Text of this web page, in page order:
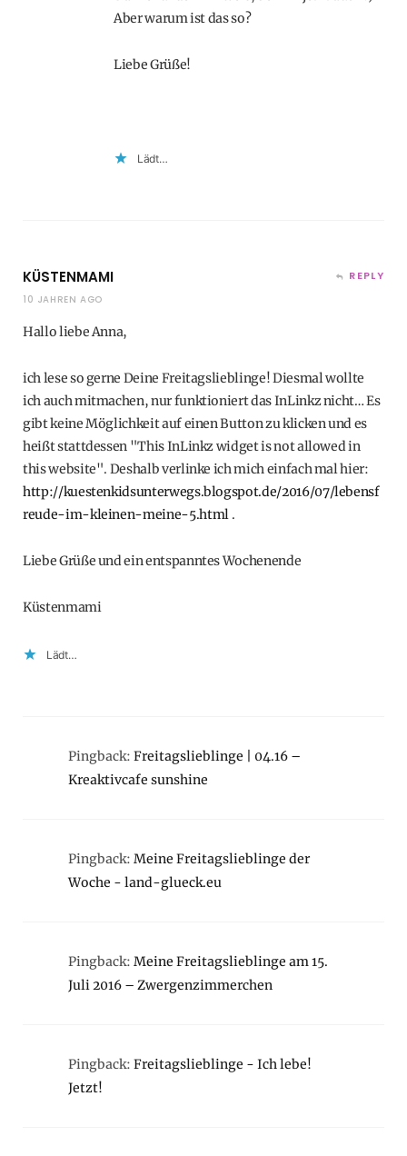
Aber warum ist das so?
Liebe Grüße!
Lädt…
KÜSTENMAMI
10 JAHREN AGO
REPLY
Hallo liebe Anna,
ich lese so gerne Deine Freitagslieblinge! Diesmal wollte
ich auch mitmachen, nur funktioniert das InLinkz nicht… Es
gibt keine Möglichkeit auf einen Button zu klicken und es
heißt stattdessen "This InLinkz widget is not allowed in
this website". Deshalb verlinke ich mich einfach mal hier:
http://kuestenkidsunterwegs.blogspot.de/2016/07/lebensf
reude-im-kleinen-meine-5.html .
Liebe Grüße und ein entspanntes Wochenende
Küstenmami
Lädt…
Pingback: Freitagslieblinge | 04.16 –
Kreaktivcafe sunshine
Pingback: Meine Freitagslieblinge der
Woche - land-glueck.eu
Pingback: Meine Freitagslieblinge am 15.
Juli 2016 – Zwergenzimmerchen
Pingback: Freitagslieblinge - Ich lebe!
Jetzt!